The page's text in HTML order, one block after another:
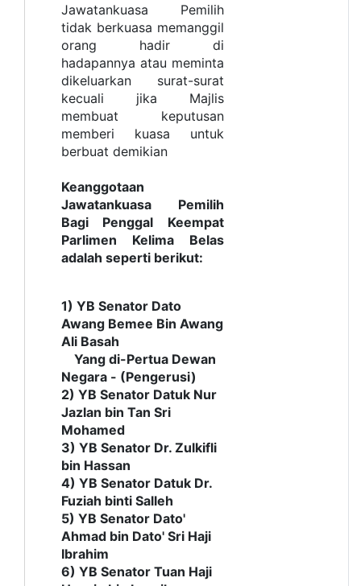
Jawatankuasa Pemilih
tidak berkuasa memanggil
orang hadir di
hadapannya atau meminta
dikeluarkan surat-surat
kecuali jika Majlis
membuat keputusan
memberi kuasa untuk
berbuat demikian
Keanggotaan
Jawatankuasa Pemilih
Bagi Penggal Keempat
Parlimen Kelima Belas
adalah seperti berikut:
1) YB Senator Dato
Awang Bemee Bin Awang
Ali Basah
Yang di-Pertua Dewan
Negara - (Pengerusi)
2) YB Senator Datuk Nur
Jazlan bin Tan Sri
Mohamed
3) YB Senator Dr. Zulkifli
bin Hassan
4) YB Senator Datuk Dr.
Fuziah binti Salleh
5) YB Senator Dato'
Ahmad bin Dato' Sri Haji
Ibrahim
6) YB Senator Tuan Haji